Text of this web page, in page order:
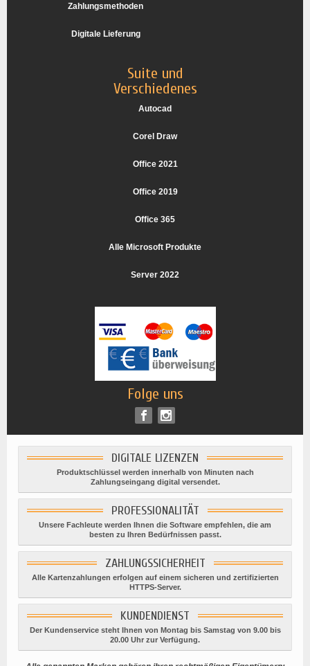
Zahlungsmethoden
Digitale Lieferung
Suite und
Verschiedenes
Autocad
Corel Draw
Office 2021
Office 2019
Office 365
Alle Microsoft Produkte
Server 2022
Folge uns
DIGITALE LIZENZEN
Produktschlüssel werden innerhalb von Minuten nach
Zahlungseingang digital versendet.
PROFESSIONALITÄT
Unsere Fachleute werden Ihnen die Software empfehlen, die am
besten zu Ihren Bedürfnissen passt.
ZAHLUNGSSICHERHEIT
Alle Kartenzahlungen erfolgen auf einem sicheren und zertifizierten
HTTPS-Server.
KUNDENDIENST
Der Kundenservice steht Ihnen von Montag bis Samstag von 9.00 bis
20.00 Uhr zur Verfügung.